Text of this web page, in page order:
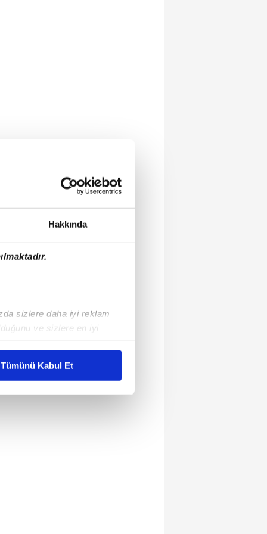
Hakkında
sizlere daha iyi reklam
ve sizlere en iyi
karşılamak
kullanılmaktadır. Bu
sunulması
ve sizlere yönelik
detaylı bilgi için Ayarlar
ve sitemizde ilgili
Tümünü Kabul Et